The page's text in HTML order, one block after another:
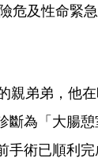
危及性命緊
親弟弟，他
斷為「大腸
手術已順利